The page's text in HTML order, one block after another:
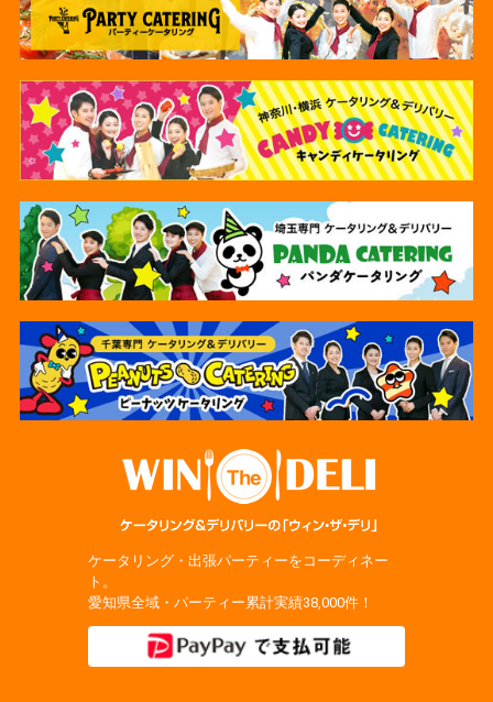
ケータリング・出張パーティーをコーディネー
ト。
愛知県全域・パーティー累計実績38,000件！